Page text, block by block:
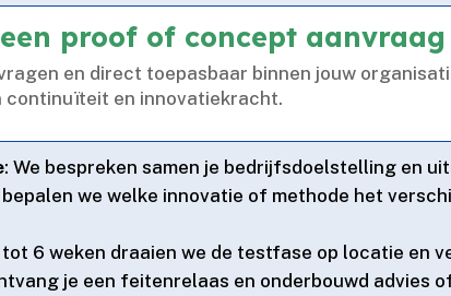
proof of concept aanvraag
en direct toepasbaar binnen jouw
continuïteit en innovatiekracht.​
: We bespreken samen je bedrijfsdoelstelling en
bepalen we welke innovatie of methode het
tot 6 weken draaien we de testfase op locatie en
je een feitenrelaas en onderbouwd advies